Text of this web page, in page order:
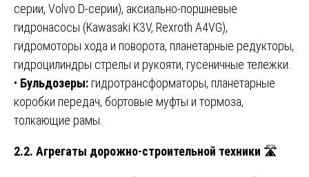
серии, Volvo D-серии), аксиально-поршневые
гидронасосы (Kawasaki K3V, Rexroth A4VG),
гидромоторы хода и поворота, планетарные редукторы,
гидроцилиндры стрелы и рукояти, гусеничные тележки.
• Бульдозеры: гидротрансформаторы, планетарные
коробки передач, бортовые муфты и тормоза,
толкающие рамы.
2.2. Агрегаты дорожно-строительной техники 🛣️